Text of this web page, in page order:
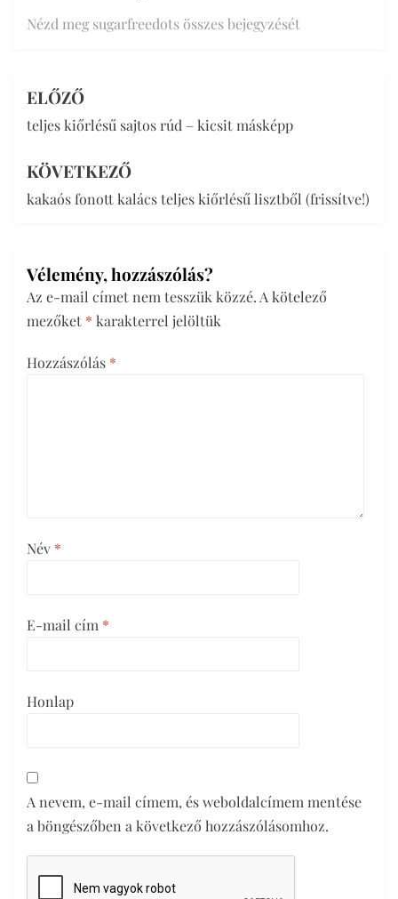
Nézd meg sugarfreedots összes bejegyzését
Bejegyzés
navigáció
ELŐZŐ
teljes kiőrlésű sajtos rúd – kicsit másképp
KÖVETKEZŐ
kakaós fonott kalács teljes kiőrlésű lisztből (frissítve!)
Vélemény, hozzászólás?
Az e-mail címet nem tesszük közzé. A kötelező
mezőket * karakterrel jelöltük
Hozzászólás *
Név *
E-mail cím *
Honlap
A nevem, e-mail címem, és weboldalcímem mentése
a böngészőben a következő hozzászólásomhoz.